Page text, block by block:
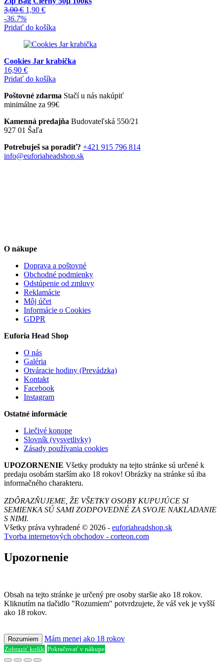
3,00€ Pôvodná
cena
bola:
1,90 €Aktuálna
je:
-36.7%
Pridať do košíka
Cookies Jar krabička
16,90 €
Pridať do košíka
Poštovné zdarma Stačí u nás nakúpiť
minimálne za 99€
Kamenná predajňa Budovateľská 550/21
927 01 Šaľa
Potrebuješ sa poradiť? +421 915 796 814
info@euforiaheadshop.sk
O nákupe
Doprava a poštovné
Obchodné podmienky
Odstúpenie od zmluvy
Reklamácie
Môj účet
Informácie o Cookies
GDPR
Euforia Head Shop
O nás
Galéria
Otváracie hodiny (Prevádzka)
Kontakt
Facebook
Instagram
Ostatné informácie
Liečivé konope
Slovník (vysvetlivky)
Zásady používania cookies
UPOZORNENIE Všetky produkty na tejto stránke sú určené k
predaju osobám starším ako 18 rokov! Obrázky na stránke sú iba
informačného charakteru.
ZDÔRAZŇUJEME, ŽE VŠETKY OSOBY KUPUJÚCE SI
SEMIENKA SÚ SAMI ZODPOVEDNÉ ZA SVOJE NAKLADANIE
S NIMI.
Všetky práva vyhradené © 2026 - euforiaheadshop.sk
Tvorba internetových obchodov - corteon.com
Upozornenie
Obsah na tejto stránke je určený pre osoby staršie ako 18 rokov.
Kliknutím na tlačidlo "Rozumiem" potvrdzujete, že váš vek je vyšší
ako 18 rokov.
Rozumiem Mám menej ako 18 rokov
Zobraziť košík Pokračovať v nákupe